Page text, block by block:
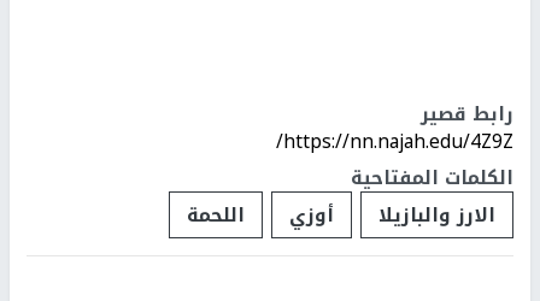
رابط قصير
https://nn.najah.edu/4Z9Z/
الكلمات المفتاحية
الارز والبازيلا
أوزي اللحمة